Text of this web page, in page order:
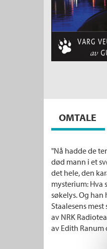
OMTALE
"Nå hadde de
død mann i et
det hele, den
mysterium: Hva
søkelys. Og
Staalesens
av NRK
av Edith Ranum